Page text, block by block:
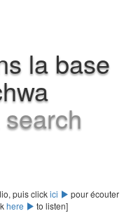
la base
puis clickici
pour écouter
here to listen]